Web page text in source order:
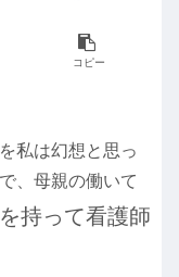
コピー
私は幻想と思っ
、母親の働いて
持って看護師